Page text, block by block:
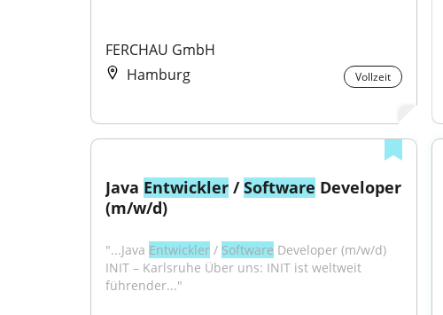
FERCHAU GmbH
Hamburg
Vollzeit
Java Entwickler / Software Developer
(m/w/d)
"...Java Entwickler / Software Developer (m/w/d)
INIT – Karlsruhe Über uns: INIT ist weltweit
führender..."